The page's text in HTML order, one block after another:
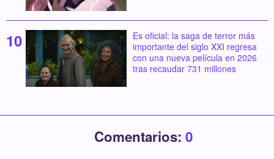
Es oficial: la saga de terror más
importante del siglo XXI regresa
con una nueva película en 2026
tras recaudar 731 millones
Comentarios: 0